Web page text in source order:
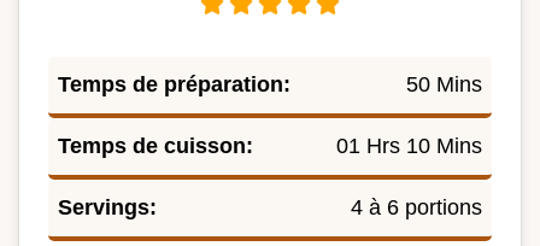
Temps de préparation: 50 Mins
Temps de cuisson: 01 Hrs 10 Mins
Servings: 4 à 6 portions